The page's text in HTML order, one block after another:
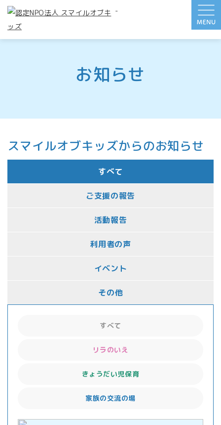
-
お知らせ
スマイルオブキッズからのお知らせ
すべて
ご支援の報告
活動報告
利用者の声
イベント
その他
すべて
リラのいえ
きょうだい児保育
家族の交流の場